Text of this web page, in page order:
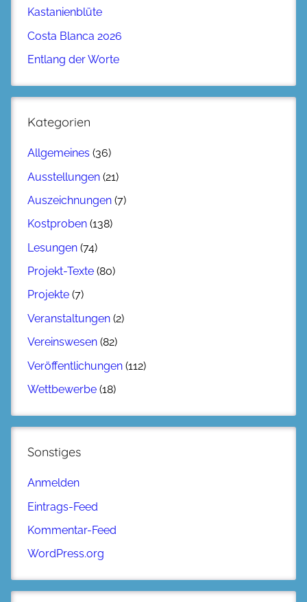
Kastanienblüte
Costa Blanca 2026
Entlang der Worte
Kategorien
Allgemeines (36)
Ausstellungen (21)
Auszeichnungen (7)
Kostproben (138)
Lesungen (74)
Projekt-Texte (80)
Projekte (7)
Veranstaltungen (2)
Vereinswesen (82)
Veröffentlichungen (112)
Wettbewerbe (18)
Sonstiges
Anmelden
Eintrags-Feed
Kommentar-Feed
WordPress.org